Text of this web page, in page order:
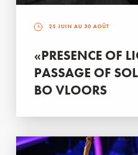
25 JUIN AU 30 AOÛT
«PRESENCE OF
PASSAGE OF
BO VLOORS